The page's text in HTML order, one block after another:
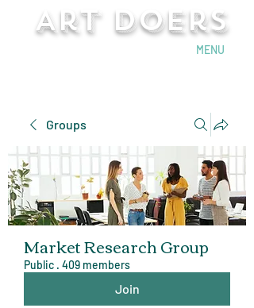
Art Doers
MENU
Groups
Market Research Group
Public · 409 members
Join